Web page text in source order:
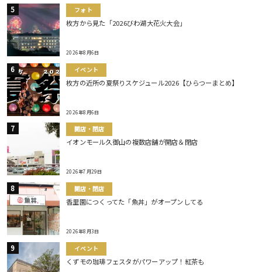
フォト
枚方から見た「2026びわ湖大花火大会」
2026年8月6日
イベント
枚方の近所の夏祭りスケジュール2026【ひらつーまとめ】
2026年8月6日
開店・閉店
イオンモール久御山の複数店舗が開店＆閉店
2026年7月29日
開店・閉店
香里園につくってた「魚丼」がオープンしてる
2026年8月3日
イベント
くずモの珈琲フェスタがパワーアップ！紅茶も